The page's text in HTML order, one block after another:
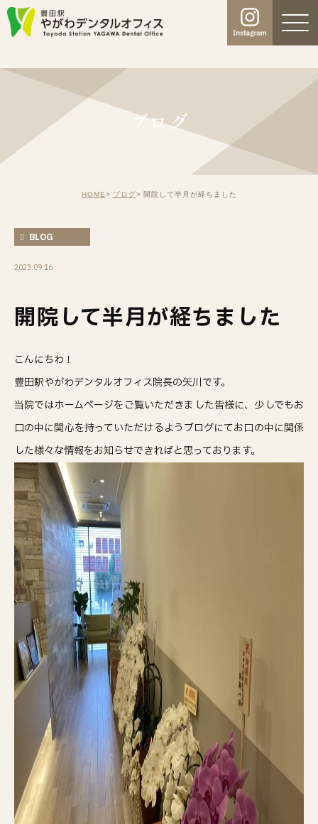
ブログ
HOME ブログ 開院して半月が経ちました
BLOG
2023.09.16
開院して半月が経ちました
こんにちわ！
豊田駅やがわデンタルオフィス院長の矢川です。
当院ではホームページをご覧いただきました皆様に、少しでもお
口の中に関心を持っていただけるようブログにてお口の中に関係
した様々な情報をお知らせできればと思っております。